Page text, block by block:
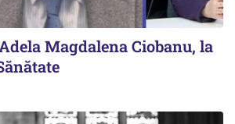
Magdalena Ciobanu, la